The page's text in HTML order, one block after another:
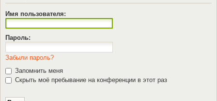
Имя пользователя:
Пароль:
Забыли пароль?
Запомнить меня
Скрыть моё пребывание на конференции в этот раз